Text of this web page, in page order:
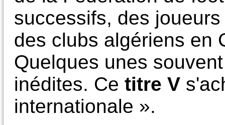
successifs, des
des clubs algériens en
Quelques unes
inédites. Ce titre V
internationale ».